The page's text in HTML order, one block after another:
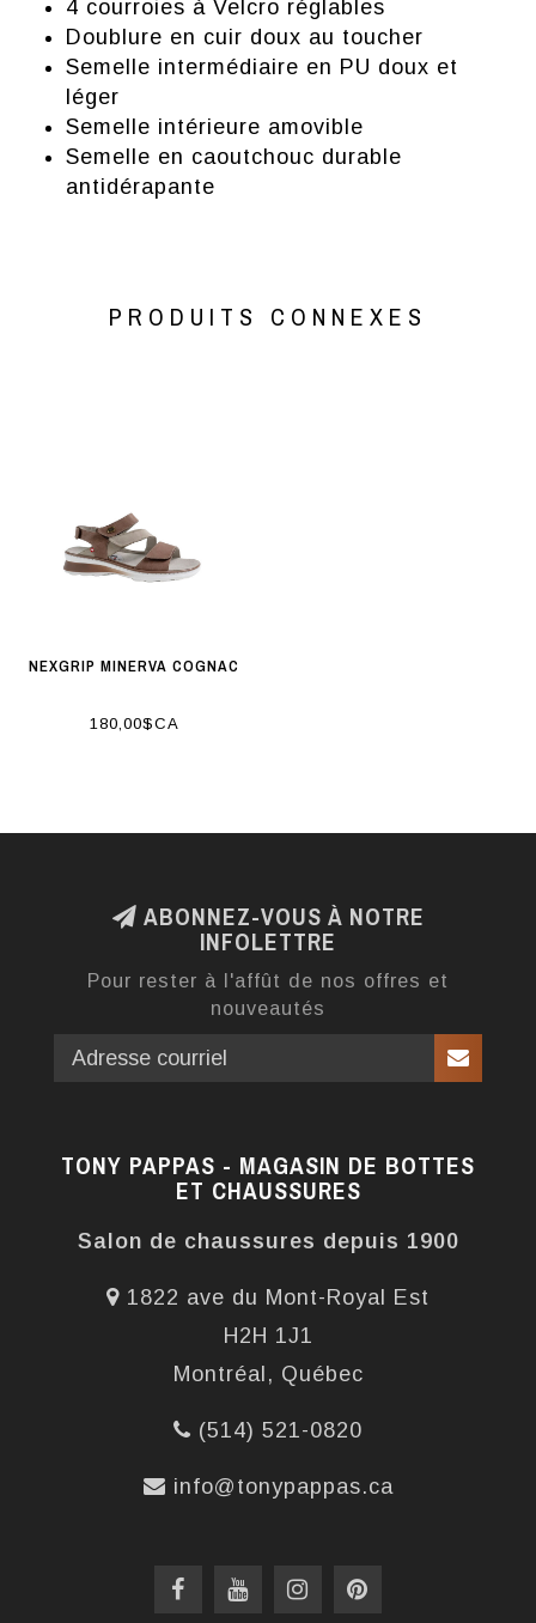
4 courroies à Velcro réglables
Doublure en cuir doux au toucher
Semelle intermédiaire en PU doux et
léger
Semelle intérieure amovible
Semelle en caoutchouc durable
antidérapante
PRODUITS CONNEXES
NEXGRIP MINERVA COGNAC
180,00$CA
ABONNEZ-VOUS À NOTRE
INFOLETTRE
Pour rester à l'affût de nos offres et
nouveautés
TONY PAPPAS - MAGASIN DE BOTTES
ET CHAUSSURES
Salon de chaussures depuis 1900
1822 ave du Mont-Royal Est
H2H 1J1
Montréal, Québec
(514) 521-0820
info@tonypappas.ca